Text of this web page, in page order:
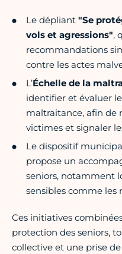
Le dépliant "Se
vols et agressions",
recommandations
contre les actes
L’Échelle de la
identifier et évaluer
maltraitance, afin de
victimes et signaler
Le dispositif
propose un
seniors, notamment
sensibles comme les
Ces initiatives
protection des seniors,
collective et une prise